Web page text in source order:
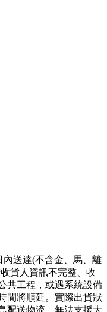
送達(不含金、馬、離
貨人資訊不完整、收
共工程，或遇系統設備
間將順延。實際出貨狀
配送物流，無法支援大